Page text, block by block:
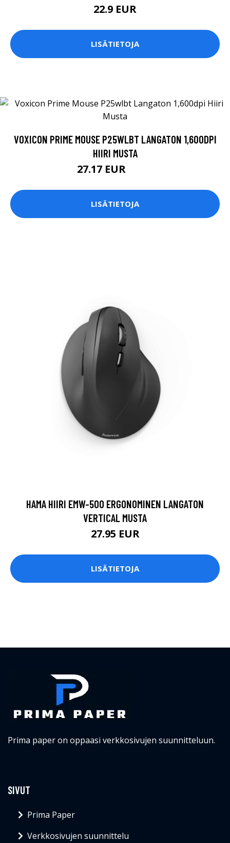
22.9 EUR
LISÄTIETOJA
VOXICON PRIME MOUSE P25WLBT LANGATON 1,600DPI
HIIRI MUSTA
27.17 EUR
LISÄTIETOJA
HAMA HIIRI EMW-500 ERGONOMINEN LANGATON
VERTICAL MUSTA
27.95 EUR
LISÄTIETOJA
Prima paper on oppaasi verkkosivujen suunnitteluun.
SIVUT
Prima Paper
Verkkosivujen suunnittelu